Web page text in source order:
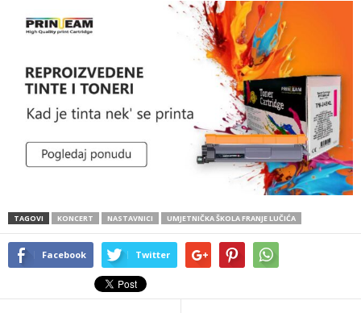
TAGOVI KONCERT NASTAVNICI UMJETNIČKA ŠKOLA FRANJE LUČIĆA
Facebook Twitter